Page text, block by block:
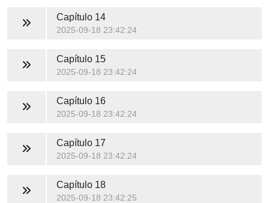
Capítulo 14
2025-09-18 23:42:24
Capítulo 15
2025-09-18 23:42:24
Capítulo 16
2025-09-18 23:42:24
Capítulo 17
2025-09-18 23:42:24
Capítulo 18
2025-09-18 23:42:25